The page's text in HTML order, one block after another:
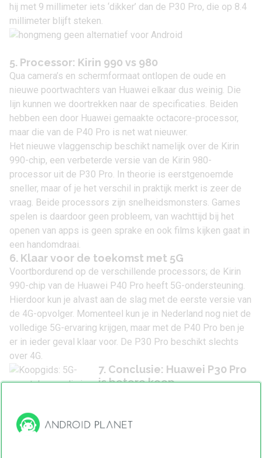
hij met 9 millimeter iets ‘dikker’ dan de P30 Pro, die op 8.4
millimeter blijft steken.
5. Processor: Kirin 990 vs 980
Qua camera’s en schermformaat ontlopen de oude en
nieuwe poortwachters van Huawei elkaar dus weinig. Die
lijn kunnen we doortrekken naar de specificaties. Beiden
hebben een door Huawei gemaakte octacore-processor,
maar die van de P40 Pro is net wat nieuwer.
Het nieuwe vlaggenschip beschikt namelijk over de Kirin
990-chip, een verbeterde versie van de Kirin 980-
processor uit de P30 Pro. In theorie is eerstgenoemde
sneller, maar of je het verschil in praktijk merkt is zeer de
vraag. Beide processors zijn snelheidsmonsters. Games
spelen is daardoor geen probleem, van wachttijd bij het
openen van apps is geen sprake en ook films kijken gaat in
een handomdraai.
6. Klaar voor de toekomst met 5G
Voortbordurend op de verschillende processors; de Kirin
990-chip van de Huawei P40 Pro heeft 5G-ondersteuning.
Hierdoor kun je alvast aan de slag met de eerste versie van
de 4G-opvolger. Momenteel kun je in Nederland nog niet de
volledige 5G-ervaring krijgen, maar met de P40 Pro ben je
er in ieder geval klaar voor. De P30 Pro beschikt slechts
over 4G.
Koopgids: 5G-
7. Conclusie: Huawei P30 Pro
is betere koop
De nieuwe editie heeft een iets